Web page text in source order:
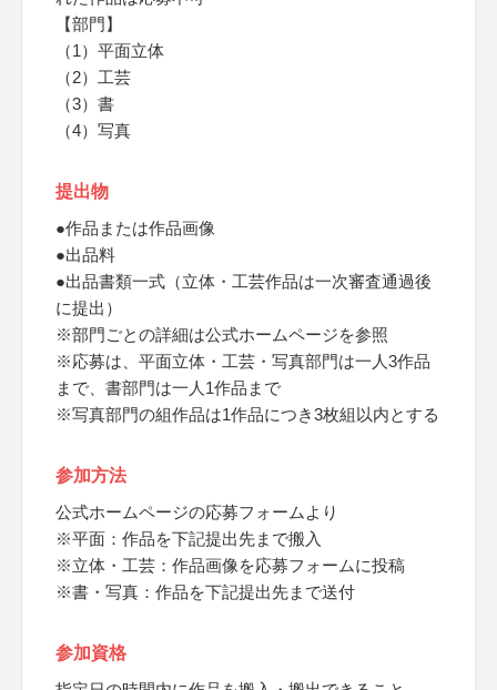
【部門】
（1）平面立体
（2）工芸
（3）書
（4）写真
提出物
●作品または作品画像
●出品料
●出品書類一式（立体・工芸作品は一次審査通過後
に提出）
※部門ごとの詳細は公式ホームページを参照
※応募は、平面立体・工芸・写真部門は一人3作品
まで、書部門は一人1作品まで
※写真部門の組作品は1作品につき3枚組以内とする
参加方法
公式ホームページの応募フォームより
※平面：作品を下記提出先まで搬入
※立体・工芸：作品画像を応募フォームに投稿
※書・写真：作品を下記提出先まで送付
参加資格